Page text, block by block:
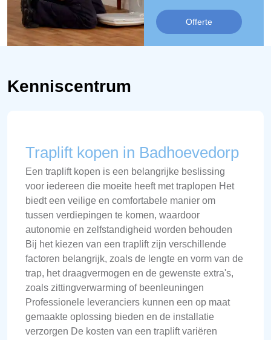
Offerte
Kenniscentrum
Traplift kopen in Badhoevedorp
Een traplift kopen is een belangrijke beslissing
voor iedereen die moeite heeft met traplopen Het
biedt een veilige en comfortabele manier om
tussen verdiepingen te komen, waardoor
autonomie en zelfstandigheid worden behouden
Bij het kiezen van een traplift zijn verschillende
factoren belangrijk, zoals de lengte en vorm van de
trap, het draagvermogen en de gewenste extra's,
zoals zittingverwarming of beenleuningen
Professionele leveranciers kunnen een op maat
gemaakte oplossing bieden en de installatie
verzorgen De kosten van een traplift variëren